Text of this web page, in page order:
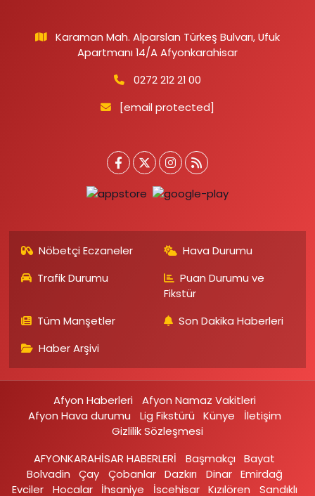
Karaman Mah. Alparslan Türkeş Bulvarı, Ufuk
Apartmanı 14/A Afyonkarahisar
0272 212 21 00
[email protected]
Nöbetçi Eczaneler
Hava Durumu
Trafik Durumu
Puan Durumu ve
Fikstür
Tüm Manşetler
Son Dakika Haberleri
Haber Arşivi
Afyon Haberleri
Afyon Namaz Vakitleri
Afyon Hava durumu
Lig Fikstürü Künye
İletişim
Gizlilik Sözleşmesi
AFYONKARAHİSAR HABERLERİ
Başmakçı
Bayat
Bolvadin
Çay Çobanlar Dazkırı Dinar Emirdağ‎
Evciler‎
Hocalar İhsaniye‎ İscehisar Kızılören‎ Sandıklı‎